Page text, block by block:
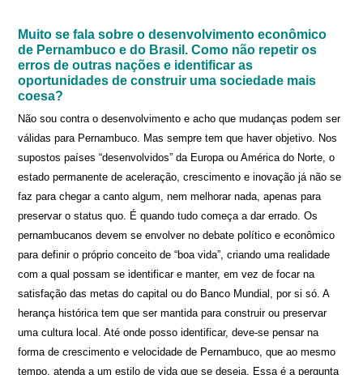
Muito se fala sobre o desenvolvimento econômico
de Pernambuco e do Brasil. Como não repetir os
erros de outras nações e identificar as
oportunidades de construir uma sociedade mais
coesa?
Não sou contra o desenvolvimento e acho que mudanças podem ser
válidas para Pernambuco. Mas sempre tem que haver objetivo. Nos
supostos países “desenvolvidos” da Europa ou América do Norte, o
estado permanente de aceleração, crescimento e inovação já não se
faz para chegar a canto algum, nem melhorar nada, apenas para
preservar o status quo. É quando tudo começa a dar errado. Os
pernambucanos devem se envolver no debate político e econômico
para definir o próprio conceito de “boa vida”, criando uma realidade
com a qual possam se identificar e manter, em vez de focar na
satisfação das metas do capital ou do Banco Mundial, por si só. A
herança histórica tem que ser mantida para construir ou preservar
uma cultura local. Até onde posso identificar, deve-se pensar na
forma de crescimento e velocidade de Pernambuco, que ao mesmo
tempo, atenda a um estilo de vida que se deseja. Essa é a pergunta